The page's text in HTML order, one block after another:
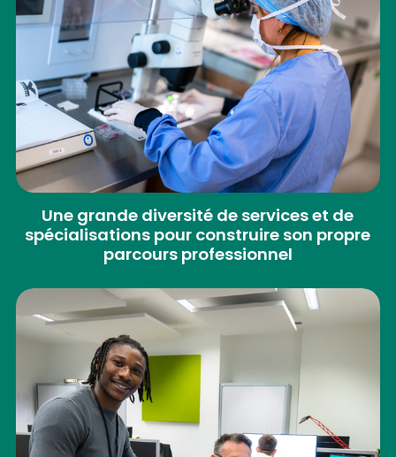
Une grande diversité de services et de
spécialisations pour construire son propre
parcours professionnel